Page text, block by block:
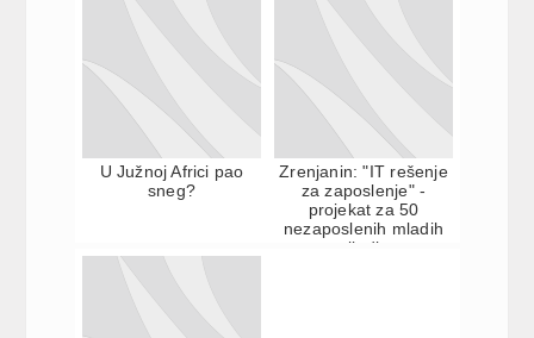
U Južnoj Africi pao
sneg?
Zrenjanin: "IT rešenje
za zaposlenje" -
projekat za 50
nezaposlenih mladih
ljudi